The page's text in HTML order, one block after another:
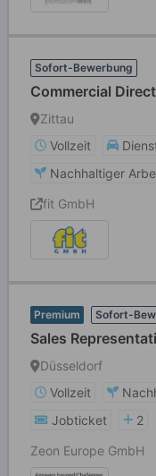
Sofort-Bewerbung
Commercial
Zittau
Vollzeit
Nachhaltiger
fit GmbH
Premium Sofort-
Sales
Düsseldorf
Vollzeit
Jobticket
2
Zeon Europe GmbH